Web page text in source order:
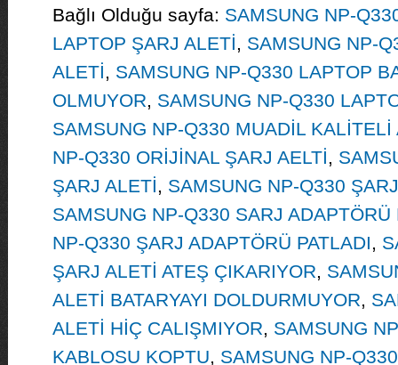
Bağlı Olduğu sayfa: SAMSUNG NP-
LAPTOP ŞARJ ALETİ, SAMSUNG NP-
ALETİ, SAMSUNG NP-Q330 LAPTOP
OLMUYOR, SAMSUNG NP-Q330
SAMSUNG NP-Q330 MUADİL KALİTELİ
NP-Q330 ORİJİNAL ŞARJ AELTİ,
ŞARJ ALETİ, SAMSUNG NP-Q330
SAMSUNG NP-Q330 SARJ ADAPTÖRÜ
NP-Q330 ŞARJ ADAPTÖRÜ PATLADI,
ŞARJ ALETİ ATEŞ ÇIKARIYOR,
ALETİ BATARYAYI DOLDURMUYOR,
ALETİ HİÇ CALIŞMIYOR, SAMSUNG
KABLOSU KOPTU, SAMSUNG NP-